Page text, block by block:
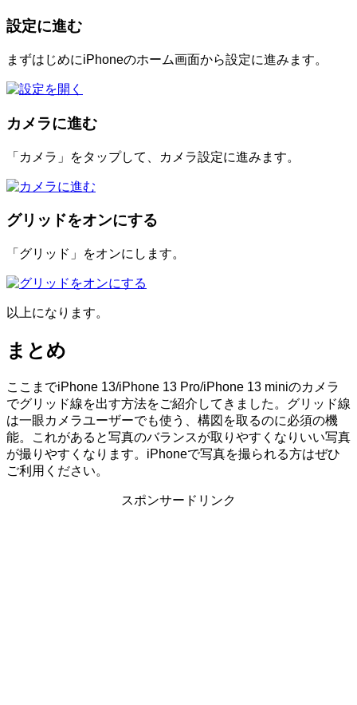
設定に進む
まずはじめにiPhoneのホーム画面から設定に進みます。
カメラに進む
「カメラ」をタップして、カメラ設定に進みます。
グリッドをオンにする
「グリッド」をオンにします。
以上になります。
まとめ
ここまでiPhone 13/iPhone 13 Pro/iPhone 13 miniのカメラ
でグリッド線を出す方法をご紹介してきました。グリッド線
は一眼カメラユーザーでも使う、構図を取るのに必須の機
能。これがあると写真のバランスが取りやすくなりいい写真
が撮りやすくなります。iPhoneで写真を撮られる方はぜひ
ご利用ください。
スポンサードリンク